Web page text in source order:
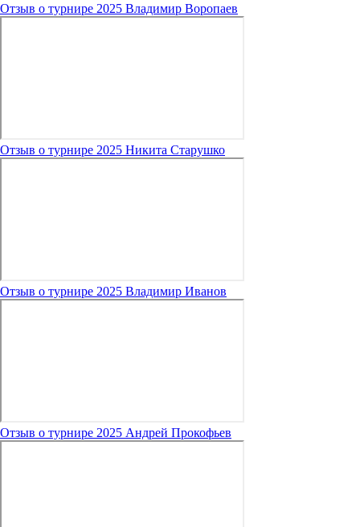
Отзыв о турнире 2025 Владимир Воропаев
Отзыв о турнире 2025 Никита Старушко
Отзыв о турнире 2025 Владимир Иванов
Отзыв о турнире 2025 Андрей Прокофьев